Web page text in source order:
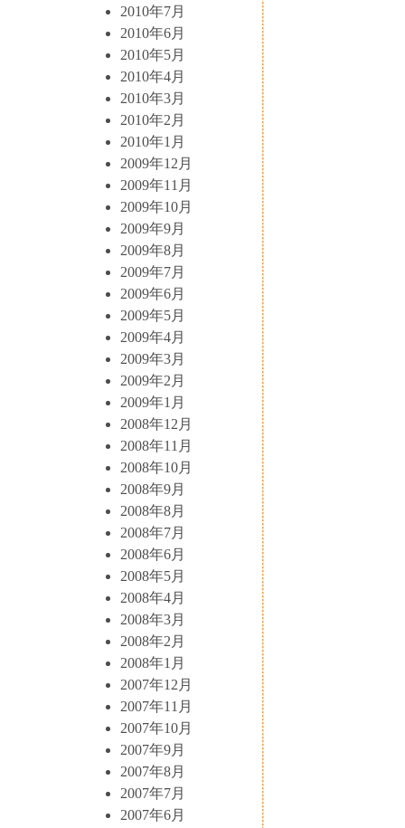
2010年7月
2010年6月
2010年5月
2010年4月
2010年3月
2010年2月
2010年1月
2009年12月
2009年11月
2009年10月
2009年9月
2009年8月
2009年7月
2009年6月
2009年5月
2009年4月
2009年3月
2009年2月
2009年1月
2008年12月
2008年11月
2008年10月
2008年9月
2008年8月
2008年7月
2008年6月
2008年5月
2008年4月
2008年3月
2008年2月
2008年1月
2007年12月
2007年11月
2007年10月
2007年9月
2007年8月
2007年7月
2007年6月